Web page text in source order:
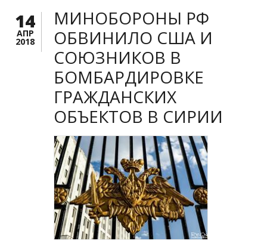
14
АПР
2018
МИНОБОРОНЫ РФ
ОБВИНИЛО США И
СОЮЗНИКОВ В
БОМБАРДИРОВКЕ
ГРАЖДАНСКИХ
ОБЪЕКТОВ В СИРИИ